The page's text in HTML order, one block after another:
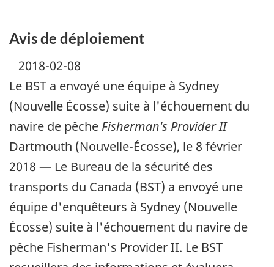
Avis de déploiement
2018-02-08
Le BST a envoyé une équipe à Sydney
(Nouvelle Écosse) suite à l'échouement du
navire de pêche Fisherman's Provider II
Dartmouth (Nouvelle-Écosse), le 8 février
2018 — Le Bureau de la sécurité des
transports du Canada (BST) a envoyé une
équipe d'enquêteurs à Sydney (Nouvelle
Écosse) suite à l'échouement du navire de
pêche Fisherman's Provider II. Le BST